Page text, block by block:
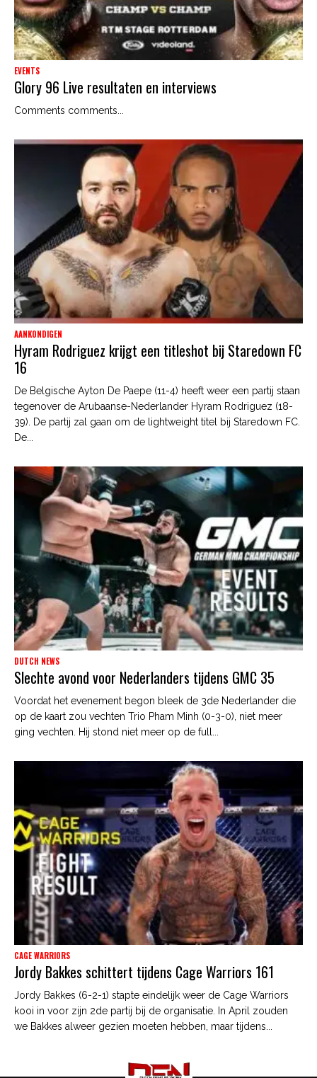
EVENTS
Glory 96 Live resultaten en interviews
Comments comments...
AANKONDIGEN
Hyram Rodriguez krijgt een titleshot bij Staredown FC
16
De Belgische Ayton De Paepe (11-4) heeft weer een partij staan
tegenover de Arubaanse-Nederlander Hyram Rodriguez (18-
39). De partij zal gaan om de lightweight titel bij Staredown FC.
De...
DUTCH NEWS
Slechte avond voor Nederlanders tijdens GMC 35
Voordat het evenement begon bleek de 3de Nederlander die
op de kaart zou vechten Trio Pham Minh (0-3-0), niet meer
ging vechten. Hij stond niet meer op de full...
CAGE WARRIORS
Jordy Bakkes schittert tijdens Cage Warriors 161
Jordy Bakkes (6-2-1) stapte eindelijk weer de Cage Warriors
kooi in voor zijn 2de partij bij de organisatie. In April zouden
we Bakkes alweer gezien moeten hebben, maar tijdens...